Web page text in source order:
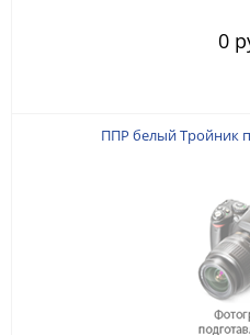
0
ППР белый Тройник